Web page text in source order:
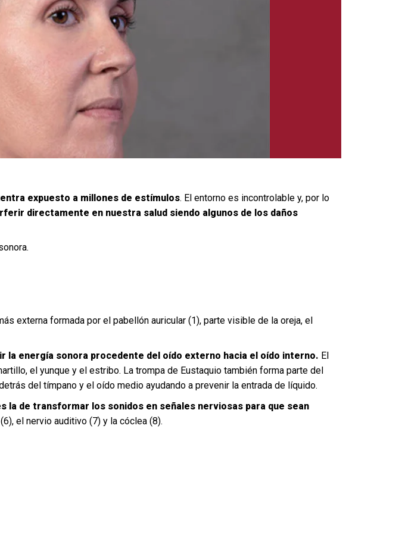
expuesto a millones de estímulos. El entorno es incontrolable y, por lo
directamente en nuestra salud siendo algunos de los daños
externa formada por el pabellón auricular (1), parte visible de la oreja, el
la energía sonora procedente del oído externo hacia el oído interno. El
el yunque y el estribo. La trompa de Eustaquio también forma parte del
del tímpano y el oído medio ayudando a prevenir la entrada de líquido.
la de transformar los sonidos en señales nerviosas para que sean
el nervio auditivo (7) y la cóclea (8).